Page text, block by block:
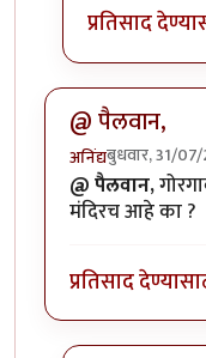
प्रतिसाद
@ पैलवान,
अनिंद्यबुधवार, 31/
@ पैलवान,
मंदिरच आहे का ?
प्रतिसाद